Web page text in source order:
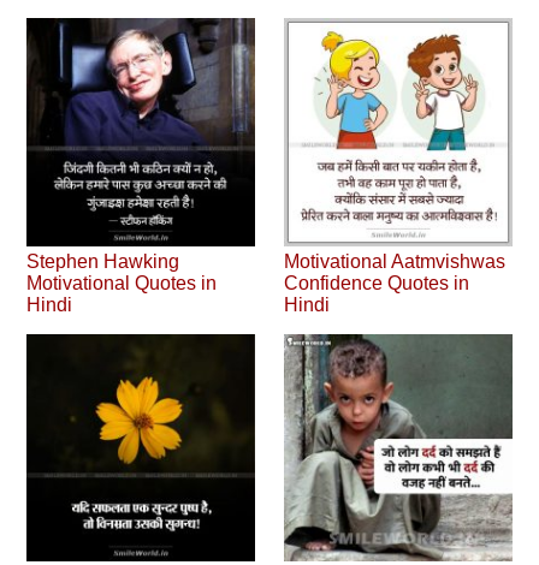
Stephen Hawking
Motivational Quotes in
Hindi
Motivational Aatmvishwas
Confidence Quotes in
Hindi